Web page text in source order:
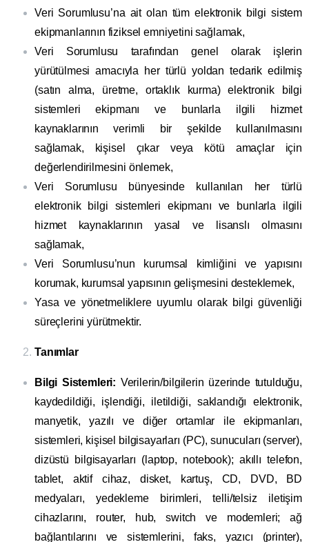
Veri Sorumlusu’na ait olan tüm elektronik bilgi sistem
ekipmanlarının fiziksel emniyetini sağlamak,
Veri Sorumlusu tarafından genel olarak işlerin
yürütülmesi amacıyla her türlü yoldan tedarik edilmiş
(satın alma, üretme, ortaklık kurma) elektronik bilgi
sistemleri ekipmanı ve bunlarla ilgili hizmet
kaynaklarının verimli bir şekilde kullanılmasını
sağlamak, kişisel çıkar veya kötü amaçlar için
değerlendirilmesini önlemek,
Veri Sorumlusu bünyesinde kullanılan her türlü
elektronik bilgi sistemleri ekipmanı ve bunlarla ilgili
hizmet kaynaklarının yasal ve lisanslı olmasını
sağlamak,
Veri Sorumlusu’nun kurumsal kimliğini ve yapısını
korumak, kurumsal yapısının gelişmesini desteklemek,
Yasa ve yönetmeliklere uyumlu olarak bilgi güvenliği
süreçlerini yürütmektir.
Tanımlar
Bilgi Sistemleri: Verilerin/bilgilerin üzerinde tutulduğu,
kaydedildiği, işlendiği, iletildiği, saklandığı elektronik,
manyetik, yazılı ve diğer ortamlar ile ekipmanları,
sistemleri, kişisel bilgisayarları (PC), sunucuları (server),
dizüstü bilgisayarları (laptop, notebook); akıllı telefon,
tablet, aktif cihaz, disket, kartuş, CD, DVD, BD
medyaları, yedekleme birimleri, telli/telsiz iletişim
cihazlarını, router, hub, switch ve modemleri; ağ
bağlantılarını ve sistemlerini, faks, yazıcı (printer),